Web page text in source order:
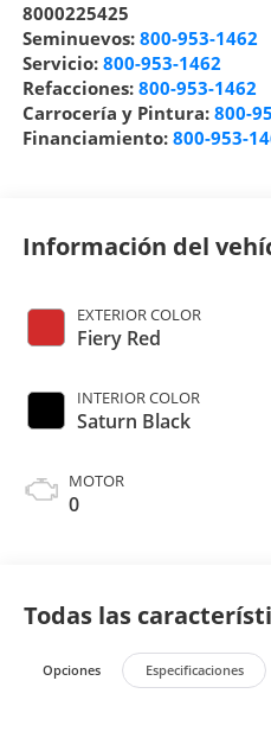
8000225425
Seminuevos: 800-953-1462
Servicio: 800-953-1462
Refacciones: 800-953-1462
Carrocería y Pintura: 800-
Financiamiento: 800-953-
Información del
EXTERIOR COLOR
Fiery Red
INTERIOR COLOR
Saturn Black
MOTOR
0
Todas las
Opciones Especificaciones